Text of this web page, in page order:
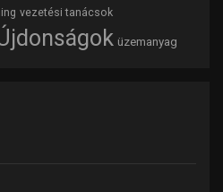
vezetési tanácsok
üzemanyag